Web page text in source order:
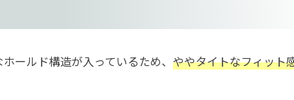
ールド構造が入っているため、 ややタイトなフィット